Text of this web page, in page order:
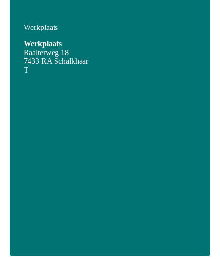
Werkplaats
Werkplaats
Raalterweg 18
7433 RA Schalkhaar
T